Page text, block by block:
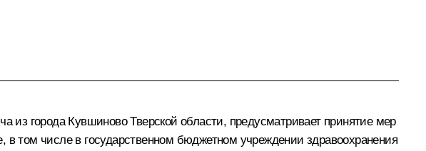
из города Кувшиново Тверской области, предусматривает принятие мер
том числе в государственном бюджетном учреждении здравоохранения